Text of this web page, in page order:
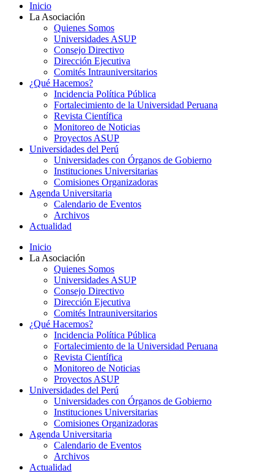
Inicio
La Asociación
Quienes Somos
Universidades ASUP
Consejo Directivo
Dirección Ejecutiva
Comités Intrauniversitarios
¿Qué Hacemos?
Incidencia Política Pública
Fortalecimiento de la Universidad Peruana
Revista Científica
Monitoreo de Noticias
Proyectos ASUP
Universidades del Perú
Universidades con Órganos de Gobierno
Instituciones Universitarias
Comisiones Organizadoras
Agenda Universitaria
Calendario de Eventos
Archivos
Actualidad
Inicio
La Asociación
Quienes Somos
Universidades ASUP
Consejo Directivo
Dirección Ejecutiva
Comités Intrauniversitarios
¿Qué Hacemos?
Incidencia Política Pública
Fortalecimiento de la Universidad Peruana
Revista Científica
Monitoreo de Noticias
Proyectos ASUP
Universidades del Perú
Universidades con Órganos de Gobierno
Instituciones Universitarias
Comisiones Organizadoras
Agenda Universitaria
Calendario de Eventos
Archivos
Actualidad